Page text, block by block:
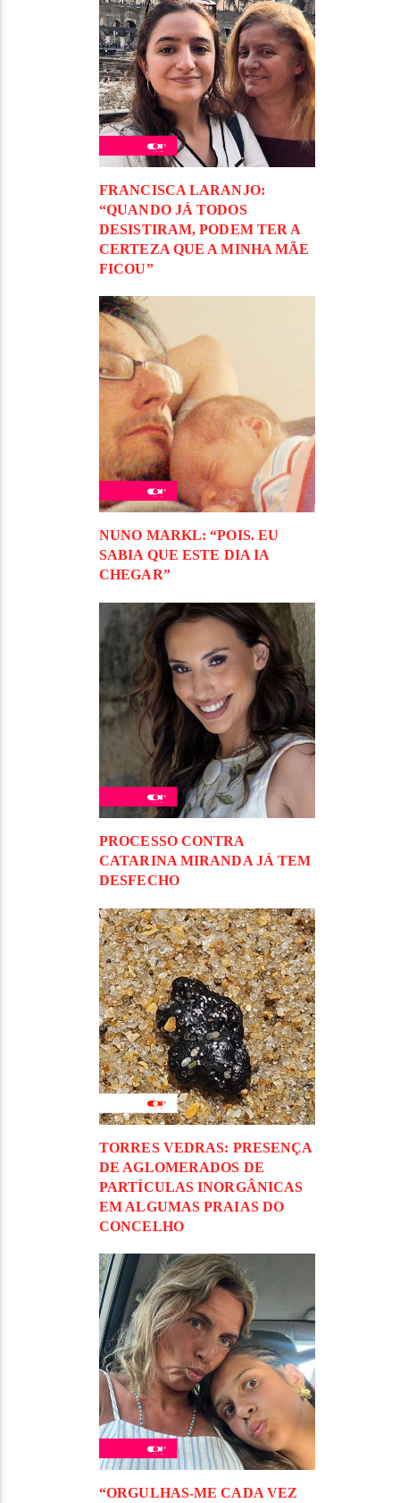
FRANCISCA LARANJO:
“QUANDO JÁ TODOS
DESISTIRAM, PODEM TER A
CERTEZA QUE A MINHA MÃE
FICOU”
NUNO MARKL: “POIS. EU
SABIA QUE ESTE DIA IA
CHEGAR”
PROCESSO CONTRA
CATARINA MIRANDA JÁ TEM
DESFECHO
TORRES VEDRAS: PRESENÇA
DE AGLOMERADOS DE
PARTÍCULAS INORGÂNICAS
EM ALGUMAS PRAIAS DO
CONCELHO
“ORGULHAS-ME CADA VEZ